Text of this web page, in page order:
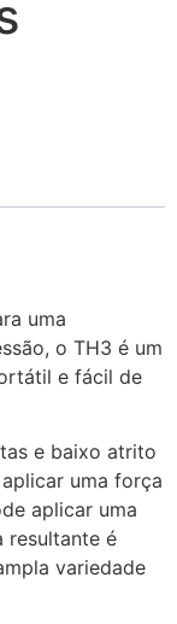
uma
o TH3 é um
e fácil de
e baixo atrito
uma força
aplicar uma
resultante é
variedade